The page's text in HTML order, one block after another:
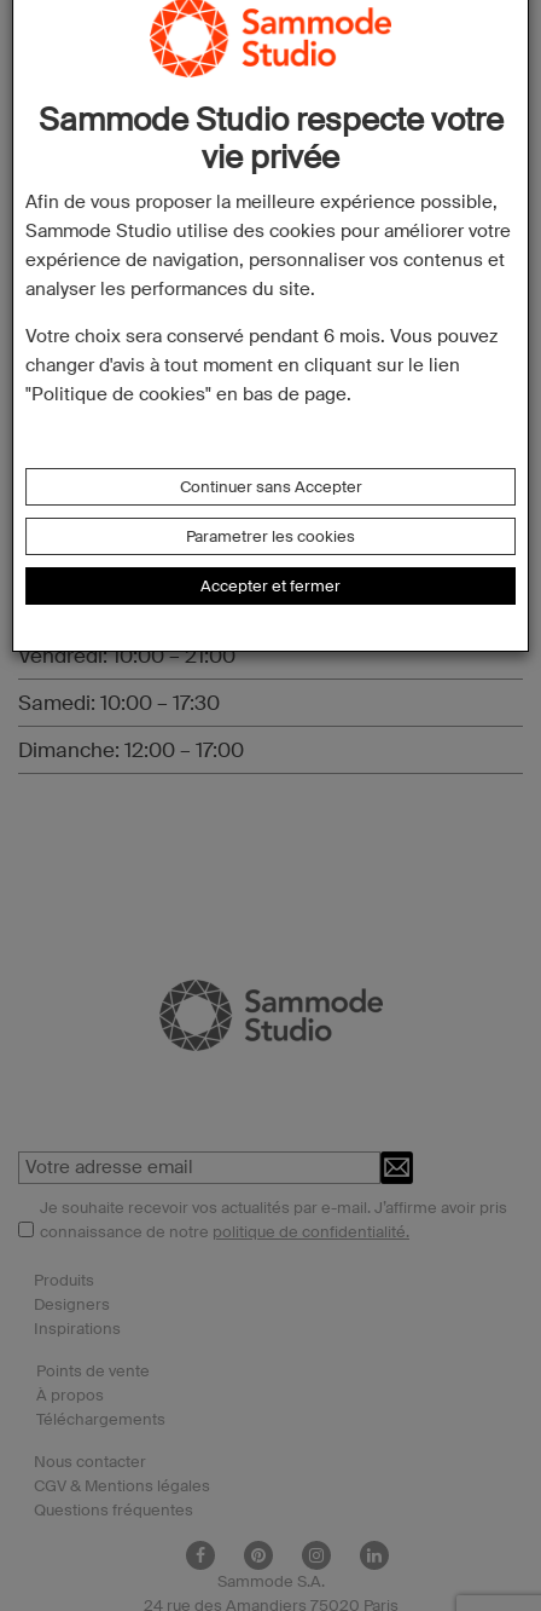
Watermanweg 217a
3067 GA Rotterdam
+31 (0)7 15 41 43 00
Email:
rd@houwelinginterieur.nl
Site Web:
https://houwelinginterieur.nl
Horaires:
10:00 – 17:30
Mercredi: 10:00 – 17:30
Jeudi: 10:00 – 17:30
Vendredi: 10:00 – 21:00
Samedi: 10:00 – 17:30
Dimanche: 12:00 – 17:00
Je souhaite recevoir vos actualités par e-mail. J’affirme avoir pris
connaissance de notre politique de confidentialité.
Produits
Designers
Inspirations
Points de vente
À propos
Téléchargements
Nous contacter
CGV & Mentions légales
Questions fréquentes
Sammode S.A.
24 rue des Amandiers 75020 Paris
Sammode Studio respecte votre
vie privée
Afin de vous proposer la meilleure expérience possible,
Sammode Studio utilise des cookies pour améliorer votre
expérience de navigation, personnaliser vos contenus et
analyser les performances du site.
Votre choix sera conservé pendant 6 mois. Vous pouvez
changer d'avis à tout moment en cliquant sur le lien
"Politique de cookies" en bas de page.
Continuer sans Accepter
Parametrer les cookies
Accepter et fermer